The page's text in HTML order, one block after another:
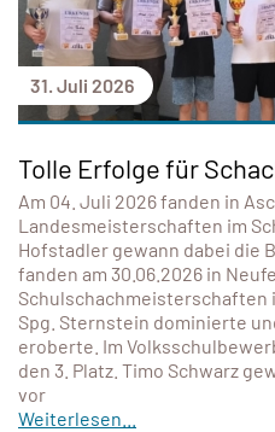
31. Juli 2026
Tolle Erfolge für
Am 04. Juli 2026 fanden in
Landesmeisterschaften im
Hofstadler gewann dabei die
fanden am 30.06.2026 in
Schulschachmeisterschaften
Spg. Sternstein dominierte
eroberte. Im
den 3. Platz. Timo Schwarz
vor
Weiterlesen...